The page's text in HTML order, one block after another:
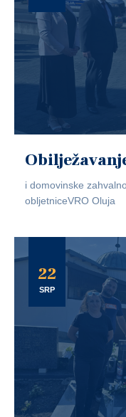
i domovinske
obljetniceVRO Oluja
22
SRP